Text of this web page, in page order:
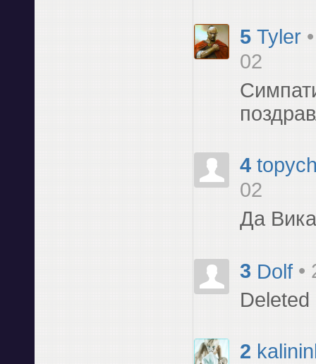
5 Tyler
02
4
02
Да
3 Dolf •
Deleted
2